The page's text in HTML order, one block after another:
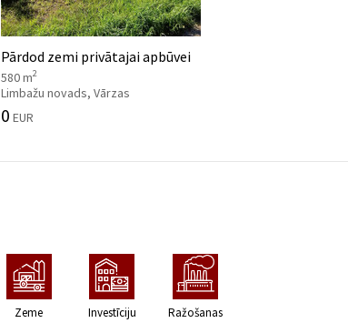
Pārdod zemi privātajai apbūvei
580 m2
Limbažu novads, Vārzas
0 EUR
Zeme
Investīciju
Ražošanas